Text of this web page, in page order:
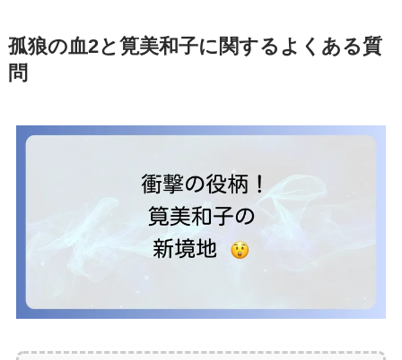
孤狼の血2と筧美和子に関するよくある質
問